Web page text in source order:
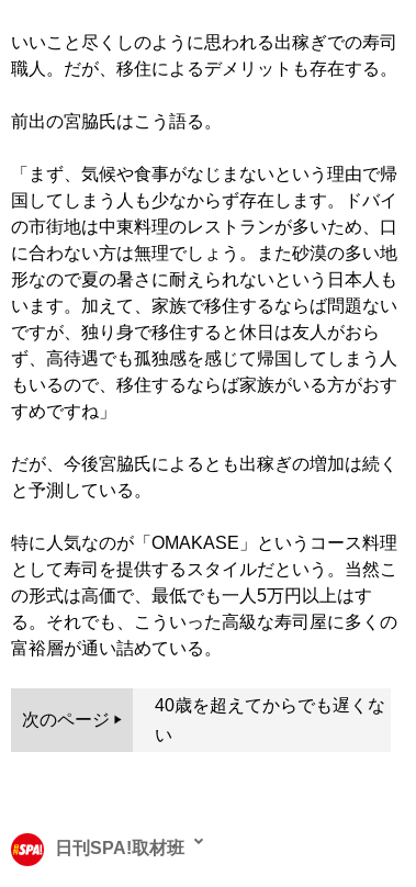
いいこと尽くしのように思われる出稼ぎでの寿司
職人。だが、移住によるデメリットも存在する。
前出の宮脇氏はこう語る。
「まず、気候や食事がなじまないという理由で帰
国してしまう人も少なからず存在します。ドバイ
の市街地は中東料理のレストランが多いため、口
に合わない方は無理でしょう。また砂漠の多い地
形なので夏の暑さに耐えられないという日本人も
います。加えて、家族で移住するならば問題ない
ですが、独り身で移住すると休日は友人がおら
ず、高待遇でも孤独感を感じて帰国してしまう人
もいるので、移住するならば家族がいる方がおす
すめですね」
だが、今後宮脇氏によるとも出稼ぎの増加は続く
と予測している。
特に人気なのが「OMAKASE」というコース料理
として寿司を提供するスタイルだという。当然こ
の形式は高価で、最低でも一人5万円以上はす
る。それでも、こういった高級な寿司屋に多くの
富裕層が通い詰めている。
次のページ
40歳を超えてからでも遅くな
い
日刊SPA!取材班